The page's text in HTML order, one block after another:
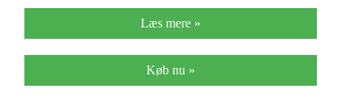
Læs mere »
Køb nu »